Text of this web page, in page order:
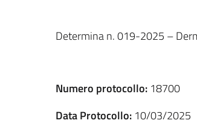
Determina n. 019-2025 –
Numero protocollo: 18700
Data Protocollo: 10/03/2025